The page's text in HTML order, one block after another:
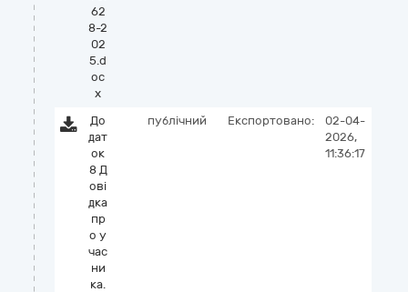
62
8-2
02
5.d
oc
x
До
дат
ок
8 Д
ові
дка
пр
о у
час
ни
ка.
публічний Експортовано:
02-04-
2026,
11:36:17